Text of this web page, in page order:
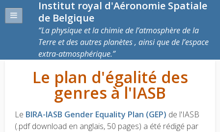
Institut royal d'Aéronomie Spatiale
de Belgique
La physique et la chimie de l’atmosphère de la
Terre et des autres planètes , ainsi que de l’espace
extra-atmosphérique.
Le plan d'égalité des
genres à l'IASB
Le BIRA-IASB Gender Equality Plan (GEP) de l'IASB
(.pdf download en anglais, 50 pages) a été rédigé par